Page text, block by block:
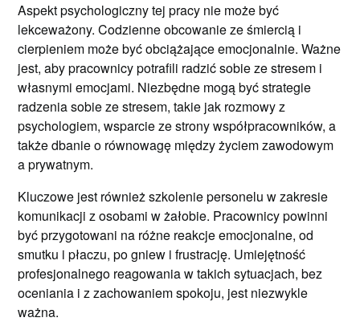
Aspekt psychologiczny tej pracy nie może być
lekceważony. Codzienne obcowanie ze śmiercią i
cierpieniem może być obciążające emocjonalnie. Ważne
jest, aby pracownicy potrafili radzić sobie ze stresem i
własnymi emocjami. Niezbędne mogą być strategie
radzenia sobie ze stresem, takie jak rozmowy z
psychologiem, wsparcie ze strony współpracowników, a
także dbanie o równowagę między życiem zawodowym
a prywatnym.
Kluczowe jest również szkolenie personelu w zakresie
komunikacji z osobami w żałobie. Pracownicy powinni
być przygotowani na różne reakcje emocjonalne, od
smutku i płaczu, po gniew i frustrację. Umiejętność
profesjonalnego reagowania w takich sytuacjach, bez
oceniania i z zachowaniem spokoju, jest niezwykle
ważna.